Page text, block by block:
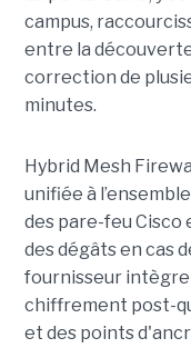
campus,
entre la
correction de
minutes.
Hybrid Mesh
unifiée à
des pare-feu Cisco
des dégâts en cas
fournisseur
chiffrement post-
et des points